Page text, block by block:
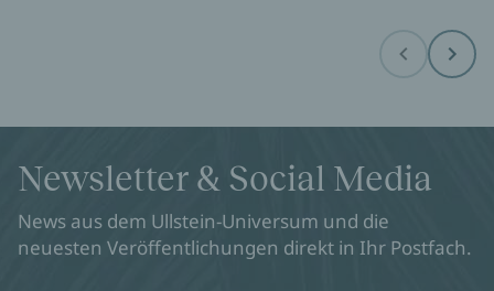
Before Next
Newsletter & Social Media
News aus dem Ullstein-Universum und die
neuesten Veröffentlichungen direkt in Ihr Postfach.